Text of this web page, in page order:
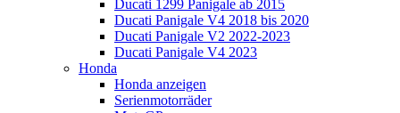
Ducati 1299 Panigale ab 2015
Ducati Panigale V4 2018 bis 2020
Ducati Panigale V2 2022-2023
Ducati Panigale V4 2023
Honda
Honda anzeigen
Serienmotorräder